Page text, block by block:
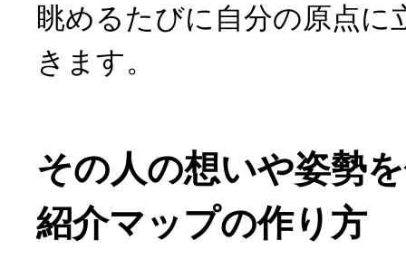
眺めるたびに自分の原点に
きます。
その人の想いや姿勢
紹介マップの作り方